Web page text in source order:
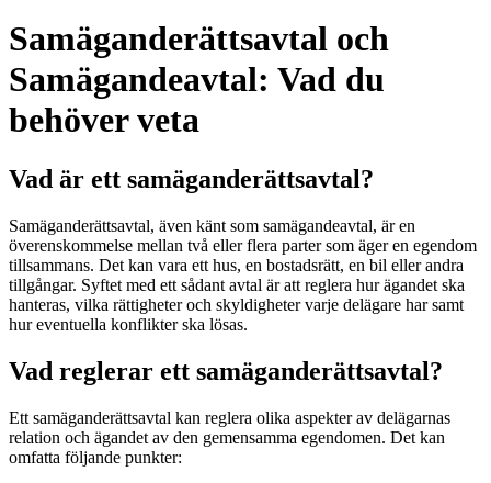
Samäganderättsavtal och
Samägandeavtal: Vad du
behöver veta
Vad är ett samäganderättsavtal?
Samäganderättsavtal, även känt som samägandeavtal, är en
överenskommelse mellan två eller flera parter som äger en egendom
tillsammans. Det kan vara ett hus, en bostadsrätt, en bil eller andra
tillgångar. Syftet med ett sådant avtal är att reglera hur ägandet ska
hanteras, vilka rättigheter och skyldigheter varje delägare har samt
hur eventuella konflikter ska lösas.
Vad reglerar ett samäganderättsavtal?
Ett samäganderättsavtal kan reglera olika aspekter av delägarnas
relation och ägandet av den gemensamma egendomen. Det kan
omfatta följande punkter: